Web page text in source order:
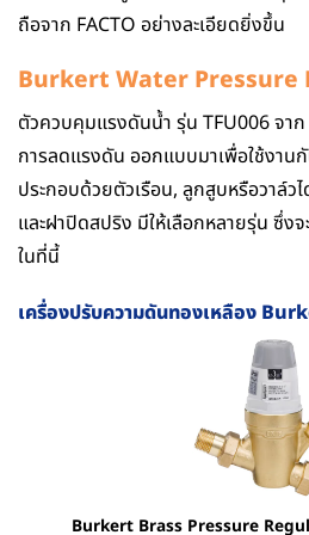
ถือจาก FACTO อย่างละเอียดยิ่งขึ้น
Burkert Water Pressure
ตัวควบคุมแรงดันน้ำ รุ่น TFU006 จา
การลดแรงดัน ออกแบบมาเพื่อใช้งาน
ประกอบด้วยตัวเรือน, ลูกสูบหรือวาล์ว
และฝาปิดสปริง มีให้เลือกหลายรุ่น ซึ่ง
ในที่นี้
เครื่องปรับความดันทองเหลือง
Burkert Brass Pressure